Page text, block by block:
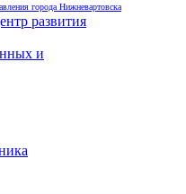
города Нижневартовска
развития
и